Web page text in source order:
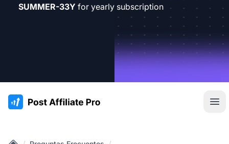
SUMMER-33Y for yearly subscription
:site.title